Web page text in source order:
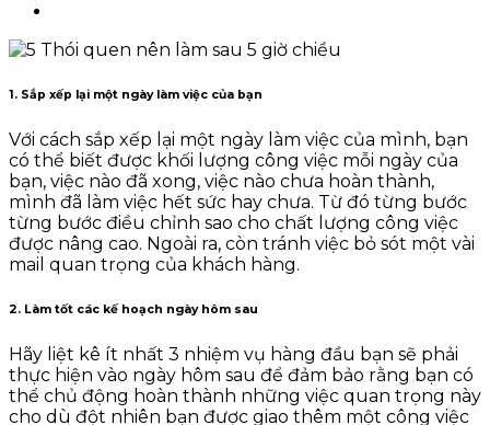
1. Sắp xếp lại một ngày làm việc của bạn
Với cách sắp xếp lại một ngày làm việc của mình, bạn
có thể biết được khối lượng công việc mỗi ngày của
bạn, việc nào đã xong, việc nào chưa hoàn thành,
mình đã làm việc hết sức hay chưa. Từ đó từng bước
từng bước điều chỉnh sao cho chất lượng công việc
được nâng cao. Ngoài ra, còn tránh việc bỏ sót một vài
mail quan trọng của khách hàng.
2. Làm tốt các kế hoạch ngày hôm sau
Hãy liệt kê ít nhất 3 nhiệm vụ hàng đầu bạn sẽ phải
thực hiện vào ngày hôm sau để đảm bảo rằng bạn có
thể chủ động hoàn thành những việc quan trọng này
cho dù đột nhiên bạn được giao thêm một công việc